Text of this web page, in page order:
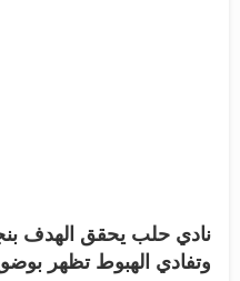
نادي حلب يحقق الهدف
وتفادي الهبوط تظهر